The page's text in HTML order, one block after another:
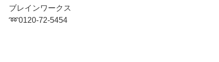
ブレインワークス
➿0120-72-5454